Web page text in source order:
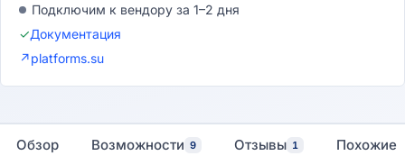
Подключим к вендору за 1–2 дня
✓Документация
↗platforms.su
Обзор Возможности 9 Отзывы 1 Похожие